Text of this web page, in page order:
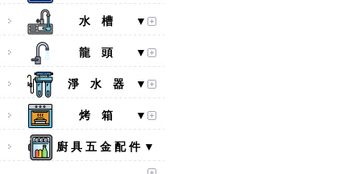
水 槽 ▼
龍 頭 ▼
淨 水 器 ▼
烤 箱 ▼
廚 具 五 金 配 件 ▼